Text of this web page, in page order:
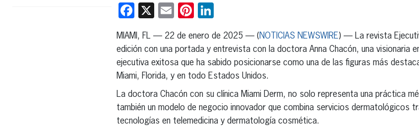
Facebook
X EmailPinterest
MIAMI, FL — 22 de enero de 2025 — (NOTICIAS NEWSWIRE) — La revista
edición con una portada y entrevista con la doctora Anna Chacón, una visionaria
ejecutiva exitosa que ha sabido posicionarse como una de las figuras más
Miami, Florida, y en todo Estados Unidos.
La doctora Chacón con su clínica Miami Derm, no solo representa una práctica
también un modelo de negocio innovador que combina servicios dermatológicos
tecnologías en telemedicina y dermatología cosmética.